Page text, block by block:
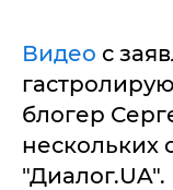
Видео с
блогер
нескольких
"Диалог.UA".